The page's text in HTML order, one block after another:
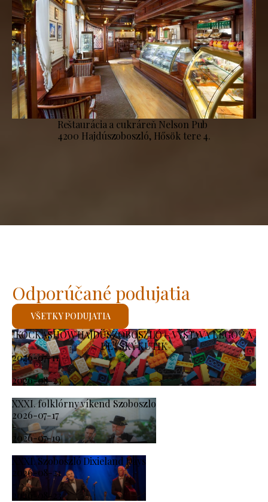
Reštaurácia a cukráreň Nelson Pub
4200 Hajdúszoboszló, Hősök tere 4.
KOCKASHOW HAJDÚSZOBOSZLÓ – VÝSTAVA LEGO® A
DETSKÝ KÚTIK
2026-07-11
-
2026-08-23
XXXI. folklórny víkend Szoboszlo
2026-07-17
-
2026-07-19
XXXI. Szoboszló Dixieland Days
2026-08-21
-
2026-08-23
Odporúčané podujatia
VŠETKY PODUJATIA